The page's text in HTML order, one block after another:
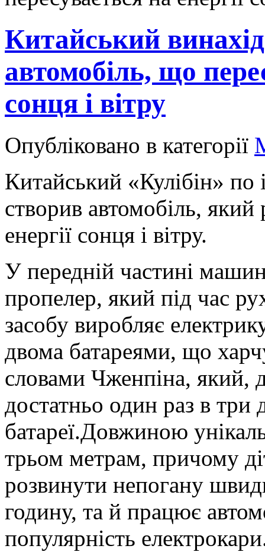
Китайський
автомобіль, що
сонця і вітру
Опубліковано в категорії
Китайський «Кулібін» по
створив автомобіль,
енергії сонця і вітру.
У передній частині
пропелер, який під час
засобу виробляє
двома батареями, що
словами Чженпіна, який,
достатньо один раз в три
батареї.Довжиною
трьом метрам, причому
розвинути непогану
годину, та й працює
популярність